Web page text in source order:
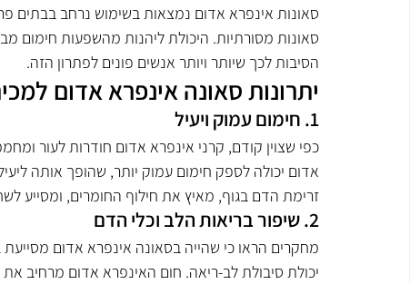
סאונות אינפרא אדום נמצאות בשימוש נרחב בבתים
סאונות מסורתיות. היכולת ליהנות מהשפעות חימום
הסיבות לכך שיותר ויותר אנשים פונים לפתרון הזה.
יתרונות סאונה אינפרא אדום
1. חימום עמוק ויעיל
כפי שצוין קודם, קרני אינפרא אדום חודרות לעור
אדום יכולה לספק חימום עמוק יותר, שהופך אותה
זרימת הדם בגוף, מאיץ את חילוף החומרים, ומסייע
2. שיפור בריאות הלב וכלי הדם
מחקרים הראו כי שהייה בסאונה אינפרא אדום
יכולת סיבולת לב-ריאה. חום האינפרא אדום מרחיב